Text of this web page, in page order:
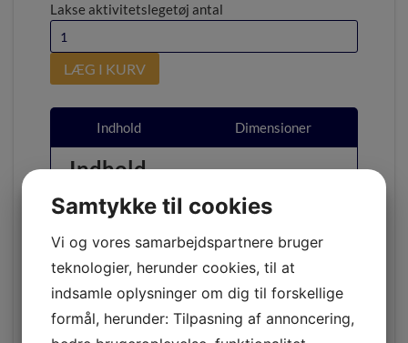
Lakse aktivitetslegetøj antal
LÆG I KURV
Indhold Dimensioner
Indhold
INDHOLD
Ydre Ruskind
Indre Kokosfibre
Syning Bomuld
Samtykke til cookies
Vi og vores samarbejdspartnere bruger
teknologier, herunder cookies, til at
indsamle oplysninger om dig til forskellige
formål, herunder: Tilpasning af annoncering,